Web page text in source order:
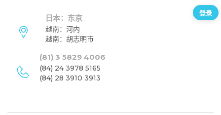
日本：东京
越南：河内
越南：胡志明市
(81) 3 5829 4006
(84) 24 3978 5165
(84) 28 3910 3913
登录